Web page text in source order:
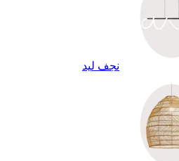
نجف ليد